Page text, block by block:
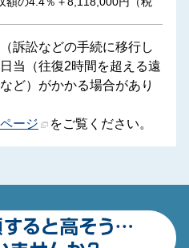
訴訟などの手続に移行し
当（往復2時間を超える遠
ど）がかかる場合があり
ージ をご覧ください。